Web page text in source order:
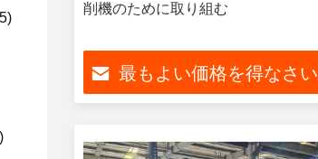
削機のために取り組む
最もよい価格を得なさい